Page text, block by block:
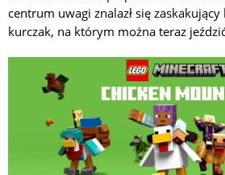
centrum uwagi znalazł się
kurczak, na którym można teraz